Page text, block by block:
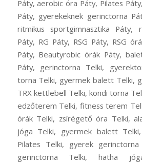
Páty, aerobic óra Páty, Pilates
Páty, gyerekeknek gerinctorna
ritmikus sportgimnasztika Páty,
Páty, RG Páty, RSG Páty, RSG
Páty, Beautyrobic órák Páty,
Páty, gerinctorna Telki,
torna Telki, gyermek balett Telki,
TRX kettlebell Telki, kondi torna
edzőterem Telki, fitness terem
órák Telki, zsírégető óra Telki,
jóga Telki, gyermek balett
Pilates Telki, gyerek
gerinctorna Telki, hatha